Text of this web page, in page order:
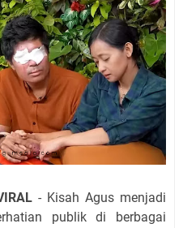
- Kisah Agus menjadi
publik di berbagai